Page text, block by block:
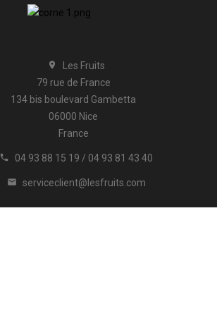

Les Fruits
79 rue de France
134 bis boulevard Gambetta
06000 Nice
France
 04 93 88 15 19 / 04 93 81 43 40
 serviceclient@lesfruits.com